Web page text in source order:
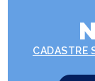
CADASTRE